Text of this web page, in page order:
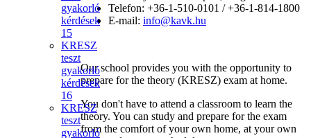
Telefon: +36-1-510-0101 / +36-1-814-1800
E-mail: info@kavk.hu
Our school provides you with the opportunity to
prepare for the theory (KRESZ) exam at home.
You don't have to attend a classroom to learn the
theory. You can study and prepare for the exam
from the comfort of your own home, at your own
gyakorló
kérdések
15
KRESZ
teszt
gyakorló
kérdések
16
KRESZ
teszt
gyakorló